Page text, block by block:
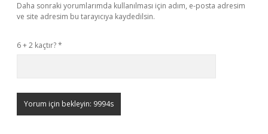
Daha sonraki yorumlarımda kullanılması için adım, e-posta adresim
ve site adresim bu tarayıcıya kaydedilsin.
6 + 2 kaçtır?*